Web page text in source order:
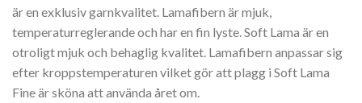
är en exklusiv garnkvalitet. Lamafibern är mjuk,
temperaturreglerande och har en fin lyste. Soft Lama är en
otroligt mjuk och behaglig kvalitet. Lamafibern anpassar sig
efter kroppstemperaturen vilket gör att plagg i Soft Lama
Fine är sköna att använda året om.